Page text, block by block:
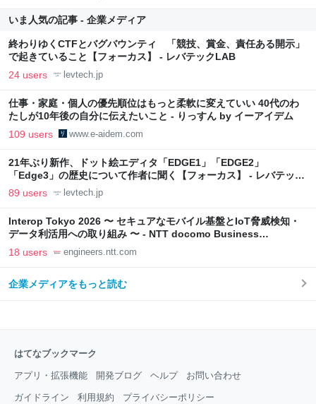
いま人気の記事 - 企業メディア
終わりゆくCTFとバグバウンティ 「競技、賞金、責任ある開示」
で起きていること【フォーカス】 - レバテックLAB
24 users levtech.jp
仕事・家庭・個人の優先順位はもっと柔軟に変えていい 40代のわ
たしが10年後の自分に伝えたいこと - りっすん by イーアイデム
109 users www.e-aidem.com
21年ぶり新作、ドット絵エディタ「EDGE1」「EDGE2」
「Edge3」の歴史について作者に聞く【フォーカス】 - レバテック
LAB
89 users levtech.jp
Interop Tokyo 2026 〜 セキュアなモバイル基盤とIoT脅威検知・
データ利活用への取り組み 〜 - NTT docomo Business
Engineers' Blog
18 users engineers.ntt.com
企業メディアをもっと読む
はてなブックマーク
アプリ・拡張機能 開発ブログ ヘルプ お問い合わせ
ガイドライン 利用規約 プライバシーポリシー